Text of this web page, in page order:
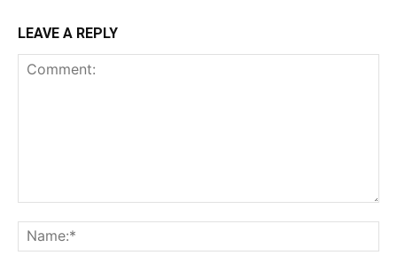
LEAVE A REPLY